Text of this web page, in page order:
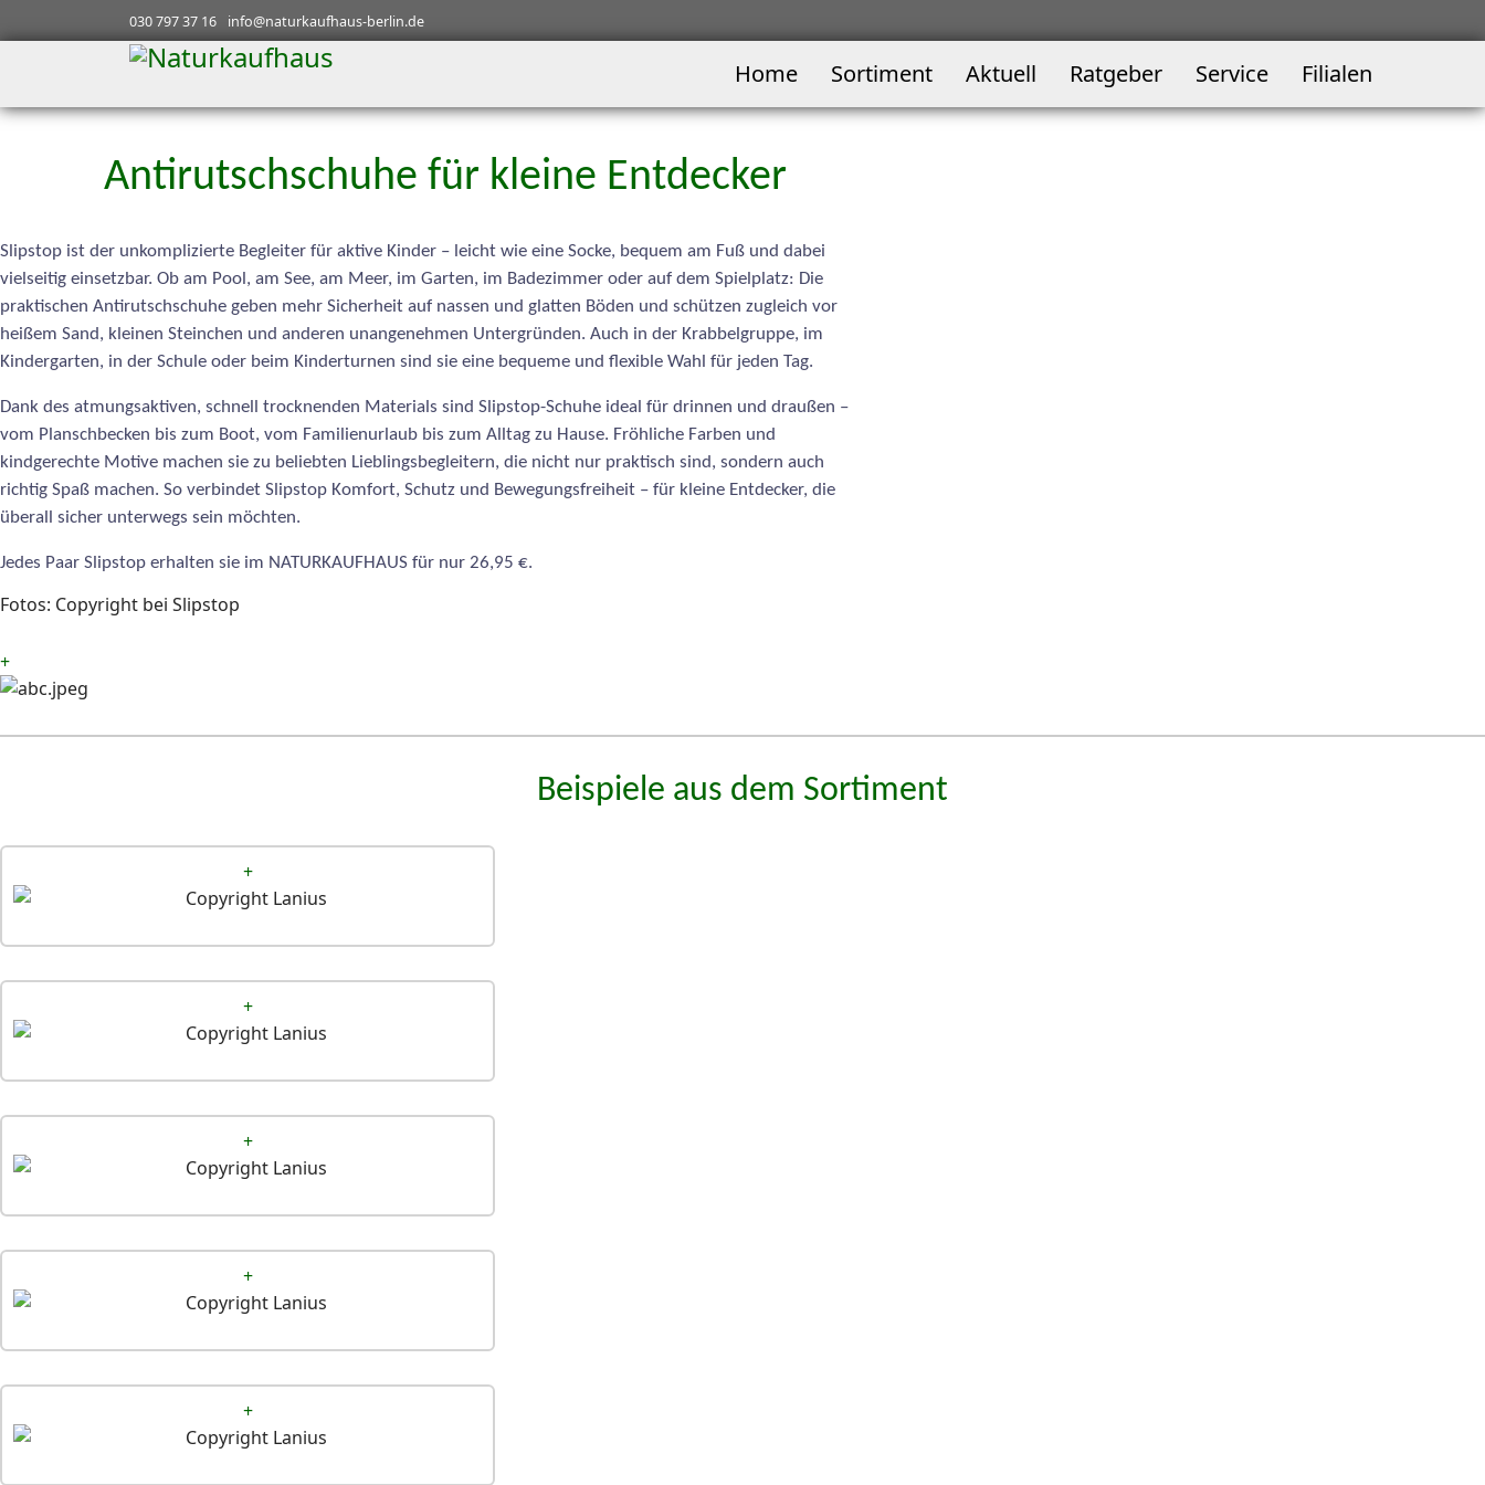
030 797 37 16 info@naturkaufhaus-berlin.de
Home Sortiment Aktuell Ratgeber Service Filialen
Antirutschschuhe für kleine Entdecker
Slipstop ist der unkomplizierte Begleiter für aktive Kinder – leicht wie eine Socke, bequem am Fuß und dabei
vielseitig einsetzbar. Ob am Pool, am See, am Meer, im Garten, im Badezimmer oder auf dem Spielplatz: Die
praktischen Antirutschschuhe geben mehr Sicherheit auf nassen und glatten Böden und schützen zugleich vor
heißem Sand, kleinen Steinchen und anderen unangenehmen Untergründen. Auch in der Krabbelgruppe, im
Kindergarten, in der Schule oder beim Kinderturnen sind sie eine bequeme und flexible Wahl für jeden Tag.
Dank des atmungsaktiven, schnell trocknenden Materials sind Slipstop-Schuhe ideal für drinnen und draußen –
vom Planschbecken bis zum Boot, vom Familienurlaub bis zum Alltag zu Hause. Fröhliche Farben und
kindgerechte Motive machen sie zu beliebten Lieblingsbegleitern, die nicht nur praktisch sind, sondern auch
richtig Spaß machen. So verbindet Slipstop Komfort, Schutz und Bewegungsfreiheit – für kleine Entdecker, die
überall sicher unterwegs sein möchten.
Jedes Paar Slipstop erhalten sie im NATURKAUFHAUS für nur 26,95 €.
Fotos: Copyright bei Slipstop
+
Beispiele aus dem Sortiment
+
+
+
+
+